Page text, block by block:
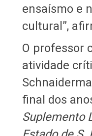
ensaísmo e
cultural”,
O professor
atividade
final dos
Suplemento